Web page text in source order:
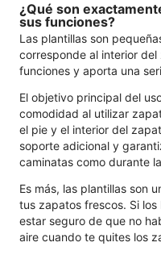
¿Qué son
sus funciones?
Las plantillas son
corresponde al interior
funciones y aporta una
El objetivo principal del
comodidad al utilizar
el pie y el interior del
soporte adicional y
caminatas como durante
Es más, las plantillas son
tus zapatos frescos. Si
estar seguro de que no
aire cuando te quites los